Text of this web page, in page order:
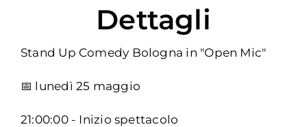
Dettagli
Stand Up Comedy Bologna in "Open Mic"
📅 lunedì 25 maggio
21:00:00 - Inizio spettacolo